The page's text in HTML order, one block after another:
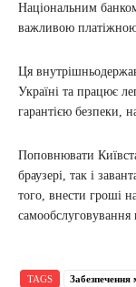
Національним
важливою
Ця
Україні та працює
гарантією безпеки,
Поповнювати
браузері, так і
того, внести гроші
самообслуговування
TAGS Забезпечення